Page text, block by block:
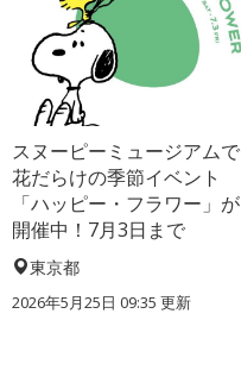
スヌーピーミュージアムで
花だらけの季節イベント
「ハッピー・フラワー」が
開催中！7月3日まで
東京都
2026年5月25日 09:35 更新